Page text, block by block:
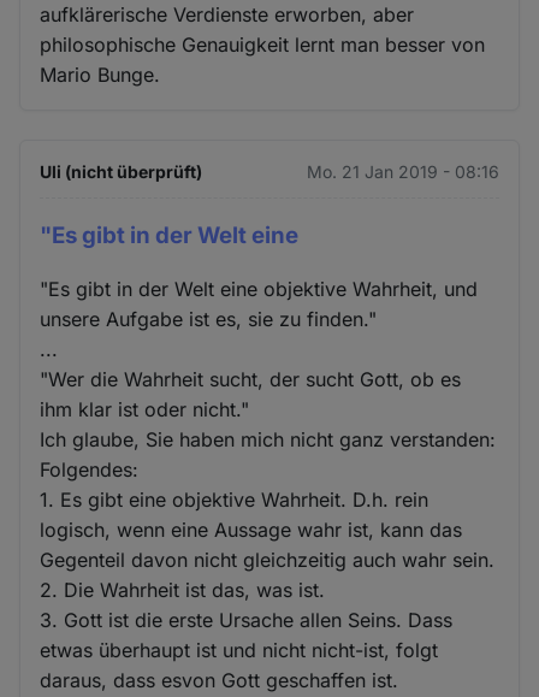
aufklärerische Verdienste erworben, aber
philosophische Genauigkeit lernt man besser von
Mario Bunge.
Uli (nicht überprüft) Mo. 21 Jan 2019 - 08:16
"Es gibt in der Welt eine
"Es gibt in der Welt eine objektive Wahrheit, und
unsere Aufgabe ist es, sie zu finden."
...
"Wer die Wahrheit sucht, der sucht Gott, ob es
ihm klar ist oder nicht."
Ich glaube, Sie haben mich nicht ganz verstanden:
Folgendes:
1. Es gibt eine objektive Wahrheit. D.h. rein
logisch, wenn eine Aussage wahr ist, kann das
Gegenteil davon nicht gleichzeitig auch wahr sein.
2. Die Wahrheit ist das, was ist.
3. Gott ist die erste Ursache allen Seins. Dass
etwas überhaupt ist und nicht nicht-ist, folgt
daraus, dass esvon Gott geschaffen ist.